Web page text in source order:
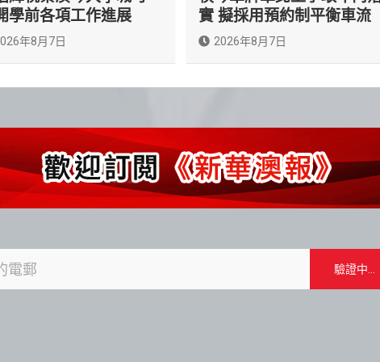
學前各項工作進展
年8月7日
實 擬採用預約制平衡車流
2026年8月7日